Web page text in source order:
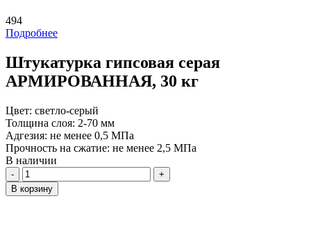
494
Подробнее
Штукатурка гипсовая серая
АРМИРОВАННАЯ, 30 кг
Цвет: светло-серый
Толщина слоя: 2-70 мм
Адгезия: не менее 0,5 МПа
Прочность на сжатие: не менее 2,5 МПа
В наличии
Количество
В корзину